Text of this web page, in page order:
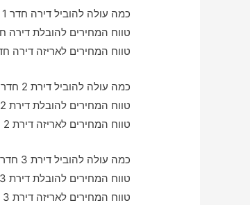
כמה עולה להוביל דירה חדר 1 בנטעים עם חברת הובלה כולל אריזה?
טווח המחירים להובלת דירה חדר 1 בנטעים – בין 360-
טווח המחירים לאריזה דירה חדר 1 בנטעים – בין 330-
כמה עולה להוביל דירת 2 חדרים בנטעים עם חברת הובלה כולל אריזה?
טווח המחירים להובלת דירת 2 חדרים בנטעים – בין 760-1190 ש"ח
טווח המחירים לאריזה דירת 2 חדרים בנטעים – בין 600-1080 ש"ח
כמה עולה להוביל דירת 3 חדרים בנטעים עם חברת הובלה כולל אריזה?
טווח המחירים להובלת דירת 3 חדרים בנטעים – בין 1070-1930 ש"ח
טווח המחירים לאריזה דירת 3 חדרים בנטעים – בין 1230-3520 ש"ח